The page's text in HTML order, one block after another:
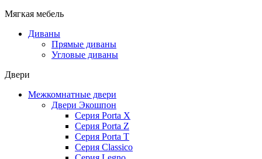
Мягкая мебель
Диваны
Прямые диваны
Угловые диваны
Двери
Межкомнатные двери
Двери Экошпон
Серия Porta X
Серия Porta Z
Серия Porta T
Серия Classico